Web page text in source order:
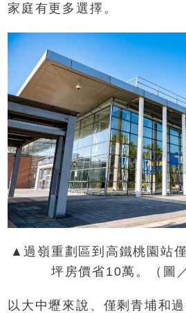
家庭有更多選擇。
▲過嶺重劃區到高鐵桃園站
坪房價省10萬。（圖
以大中壢來說、僅剩青埔和